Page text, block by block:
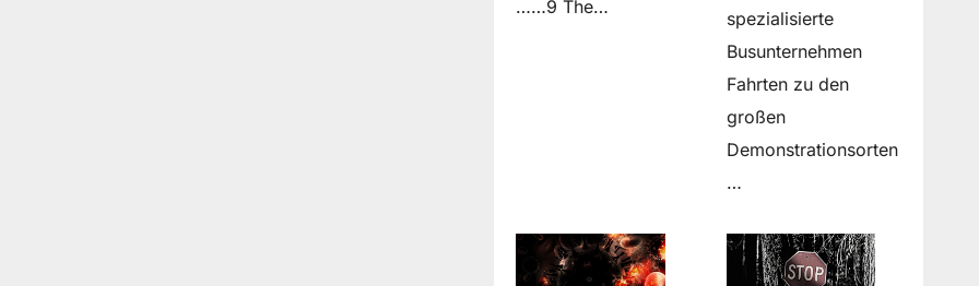
……9 The…
spezialisierte
Busunternehmen
Fahrten zu den
großen
Demonstrationsorten
…